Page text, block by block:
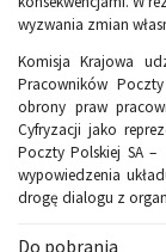
wyzwania zmian
Komisja Krajowa
Pracowników
obrony praw
Cyfryzacji jako
Poczty Polskiej SA
wypowiedzenia
drogę dialogu z
Do pobrania